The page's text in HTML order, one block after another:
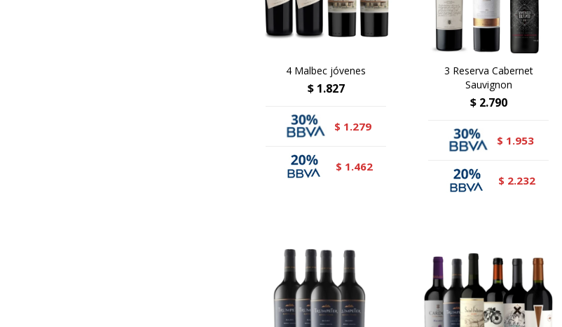
4 Malbec jóvenes
$ 1.827
$ 1.279
$ 1.462
3 Reserva Cabernet
Sauvignon
$ 2.790
$ 1.953
$ 2.232